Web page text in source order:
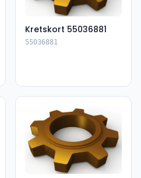
Kretskort 55036881
55036881